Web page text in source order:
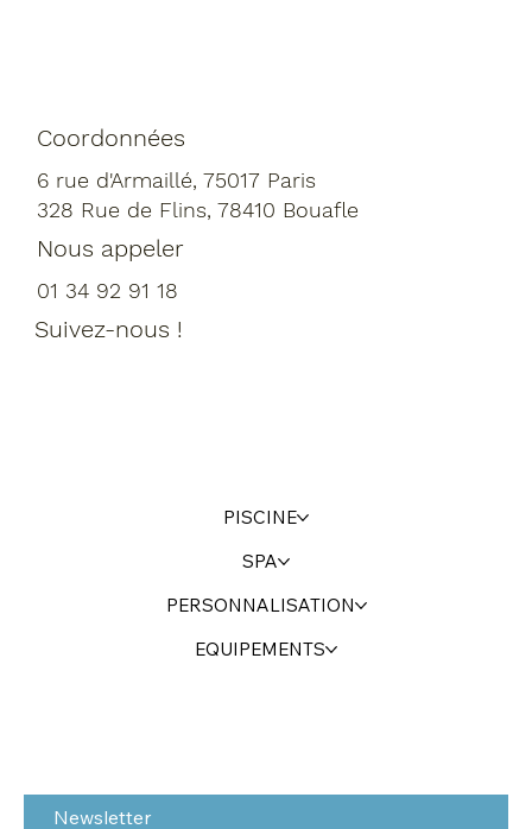
Coordonnées
6 rue d'Armaillé, 75017 Paris
328 Rue de Flins, 78410 Bouafle
Nous appeler
01 34 92 91 18
Suivez-nous !
PISCINE
SPA
PERSONNALISATION
EQUIPEMENTS
Newsletter